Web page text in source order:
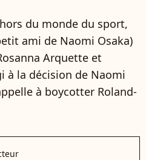
du monde du sport,
ami de Naomi Osaka)
Arquette et
à la décision de Naomi
à boycotter Roland-